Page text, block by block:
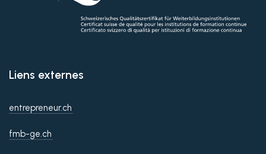
Liens externes
entrepreneur.ch
fmb-ge.ch